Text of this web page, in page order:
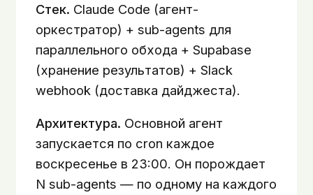
Стек. Claude Code (агент-
оркестратор) + sub-agents для
параллельного обхода + Supabase
(хранение результатов) + Slack
webhook (доставка дайджеста).
Архитектура. Основной агент
запускается по cron каждое
воскресенье в 23:00. Он порождает
N sub-agents — по одному на каждого